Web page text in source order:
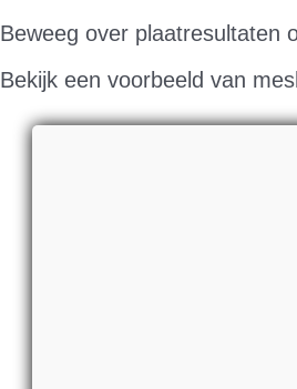
Beweeg over plaatresultaten
Bekijk een voorbeeld van